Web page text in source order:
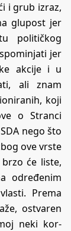
i grub izraz,
glupost jer
političkog
jer
akcije i u
ali znam
koji
o Stranci
nego što
ove vrste
će liste,
određenim
Prema
ostvaren
neki kor-